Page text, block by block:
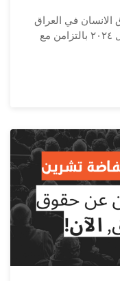
في العراق
الان) في تقريها الصادر في تشرين الأول ٢٠٢٤ بالتزامن مع